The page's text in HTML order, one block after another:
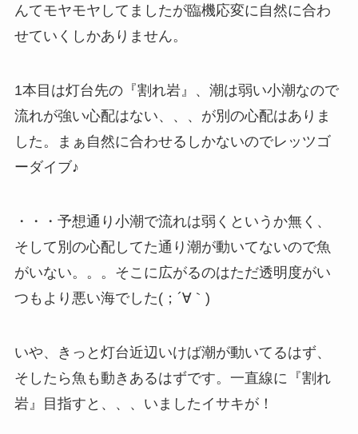
んてモヤモヤしてましたが臨機応変に自然に合わ
せていくしかありません。
1本目は灯台先の『割れ岩』、潮は弱い小潮なので
流れが強い心配はない、、、が別の心配はありま
した。まぁ自然に合わせるしかないのでレッツゴ
ーダイブ♪
・・・予想通り小潮で流れは弱くというか無く、
そして別の心配してた通り潮が動いてないので魚
がいない。。。そこに広がるのはただ透明度がい
つもより悪い海でした(；´∀｀)
いや、きっと灯台近辺いけば潮が動いてるはず、
そしたら魚も動きあるはずです。一直線に『割れ
岩』目指すと、、、いましたイサキが！